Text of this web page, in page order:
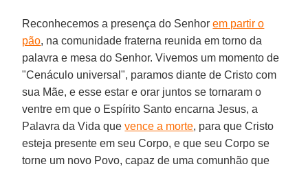
Reconhecemos a presença do Senhorem partir o
pão, na comunidade fraterna reunida em torno da
palavra e mesa do Senhor. Vivemos um momento de
"Cenáculo universal", paramos diante de Cristo com
sua Mãe, e esse estar e orar juntos se tornaram o
ventre em que o Espírito Santo encarna Jesus, a
Palavra da Vida quevence a morte, para que Cristo
esteja presente em seu Corpo, e que seu Corpo se
torne um novo Povo, capaz de uma comunhão que